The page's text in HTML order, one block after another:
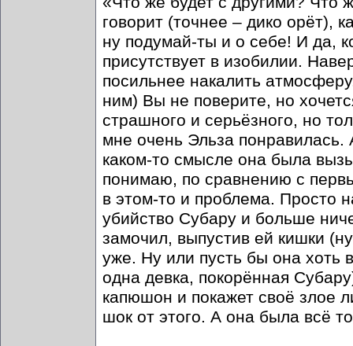
говорит (точнее – дико орёт),
ну подумай-ты и о себе! И да,
присутствует в изобилии.
посильнее накалить
ним) Вы не поверите, но
страшного и серьёзного, но
мне очень Эльза
каком-то смысле она была
понимаю, по сравнению с
в этом-то и проблема. Просто
убийство Субару и больше
замочил, выпустив ей кишки
уже. Ну или пусть бы она
одна девка, покорённая
капюшон и покажет своё злое
шок от этого. А она была всё